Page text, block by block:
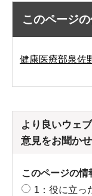
このページ
健康医療部泉佐
より良いウェ
意見をお聞か
このページの情
1：役に立っ